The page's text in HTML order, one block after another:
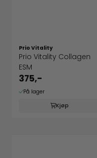
Prio Vitality
Prio Vitality Collagen
ESM
375,-
På lager
Kjøp